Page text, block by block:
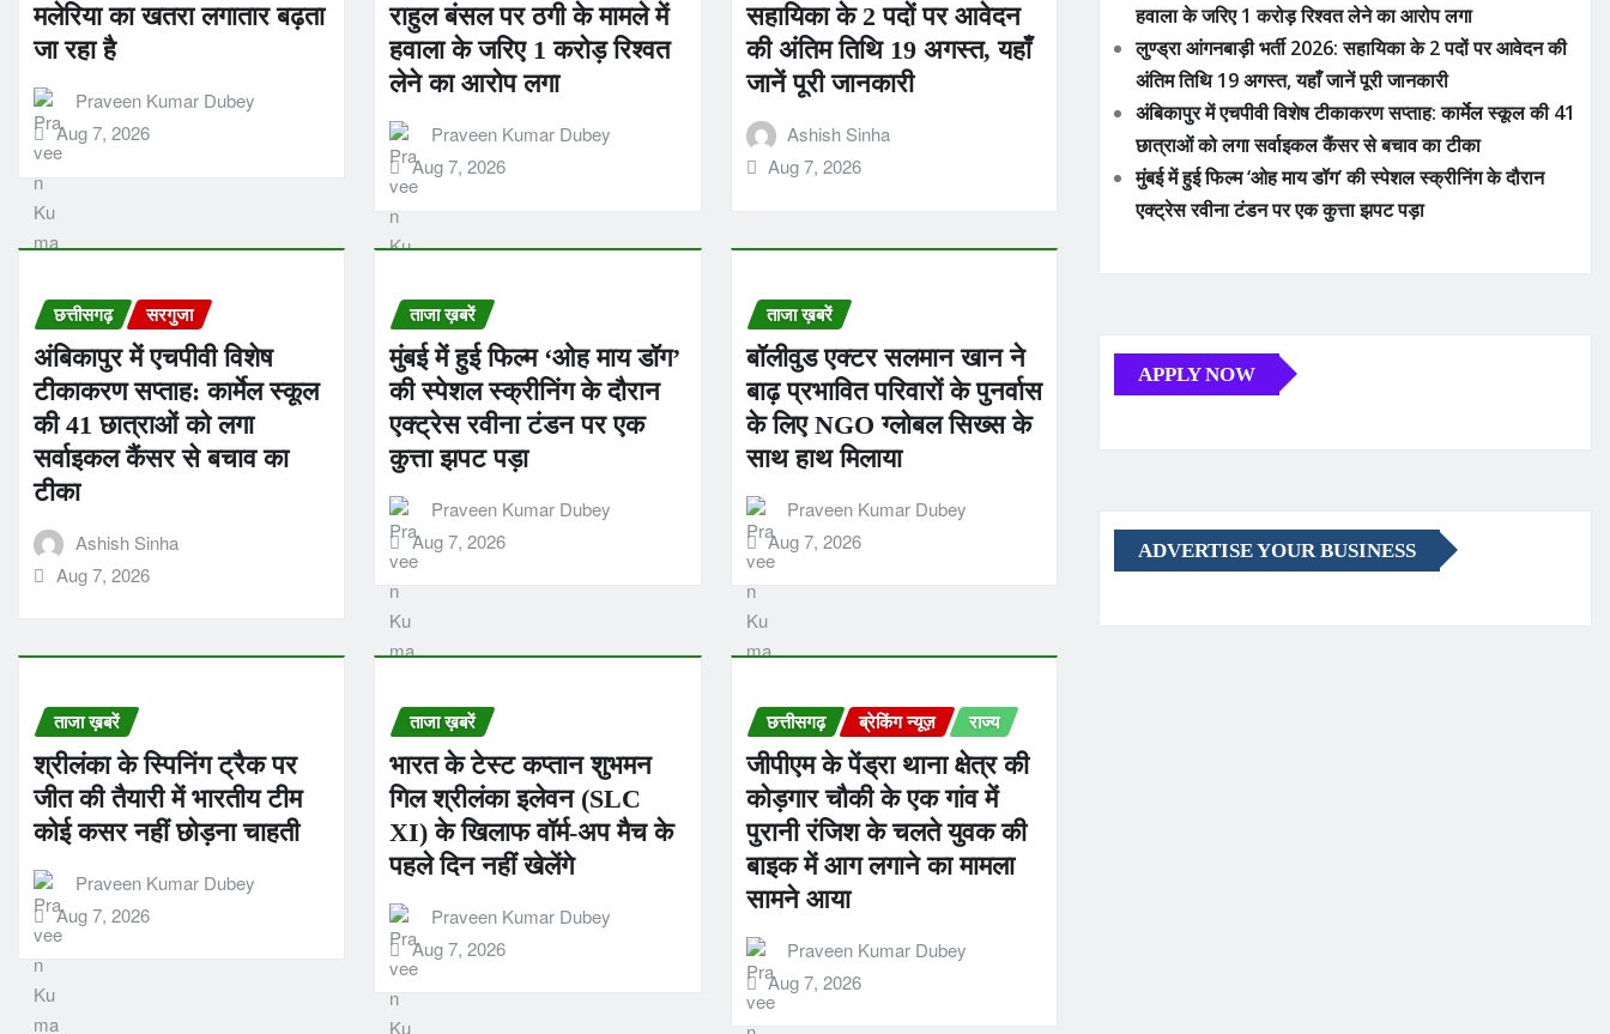
मलेरिया का खतरा लगातार बढ़ता
जा रहा है
Praveen Kumar Dubey
Aug 7, 2026
राहुल बंसल पर ठगी के मामले में
हवाला के जरिए 1 करोड़ रिश्वत
लेने का आरोप लगा
Praveen Kumar Dubey
Aug 7, 2026
सहायिका के 2 पदों पर आवेदन
की अंतिम तिथि 19 अगस्त, यहाँ
जानें पूरी जानकारी
Ashish Sinha
Aug 7, 2026
छत्तीसगढ़ सरगुजा
अंबिकापुर में एचपीवी विशेष
टीकाकरण सप्ताह: कार्मेल स्कूल
की 41 छात्राओं को लगा
सर्वाइकल कैंसर से बचाव का
टीका
Ashish Sinha
Aug 7, 2026
ताजा ख़बरें
मुंबई में हुई फिल्म ‘ओह माय डॉग’
की स्पेशल स्क्रीनिंग के दौरान
एक्ट्रेस रवीना टंडन पर एक
कुत्ता झपट पड़ा
Praveen Kumar Dubey
Aug 7, 2026
ताजा ख़बरें
बॉलीवुड एक्टर सलमान खान ने
बाढ़ प्रभावित परिवारों के पुनर्वास
के लिए NGO ग्लोबल सिख्स के
साथ हाथ मिलाया
Praveen Kumar Dubey
Aug 7, 2026
ताजा ख़बरें
श्रीलंका के स्पिनिंग ट्रैक पर
जीत की तैयारी में भारतीय टीम
कोई कसर नहीं छोड़ना चाहती
Praveen Kumar Dubey
Aug 7, 2026
ताजा ख़बरें
भारत के टेस्ट कप्तान शुभमन
गिल श्रीलंका इलेवन (SLC
XI) के खिलाफ वॉर्म-अप मैच के
पहले दिन नहीं खेलेंगे
Praveen Kumar Dubey
Aug 7, 2026
छत्तीसगढ़ ब्रेकिंग न्यूज़ राज्य
जीपीएम के पेंड्रा थाना क्षेत्र की
कोड़गार चौकी के एक गांव में
पुरानी रंजिश के चलते युवक की
बाइक में आग लगाने का मामला
सामने आया
Praveen Kumar Dubey
Aug 7, 2026
हवाला के जरिए 1 करोड़ रिश्वत लेने का आरोप लगा
लुण्ड्रा आंगनबाड़ी भर्ती 2026: सहायिका के 2 पदों पर आवेदन की
अंतिम तिथि 19 अगस्त, यहाँ जानें पूरी जानकारी
अंबिकापुर में एचपीवी विशेष टीकाकरण सप्ताह: कार्मेल स्कूल की 41
छात्राओं को लगा सर्वाइकल कैंसर से बचाव का टीका
मुंबई में हुई फिल्म ‘ओह माय डॉग’ की स्पेशल स्क्रीनिंग के दौरान
एक्ट्रेस रवीना टंडन पर एक कुत्ता झपट पड़ा
APPLY NOW
ADVERTISE YOUR BUSINESS